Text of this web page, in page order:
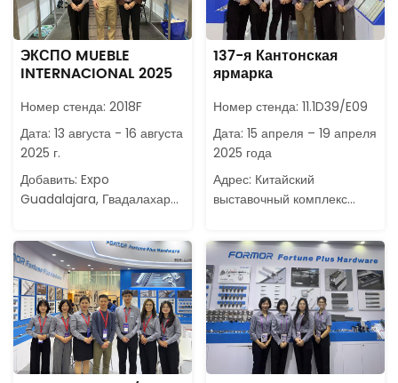
ЭКСПО MUEBLE
INTERNACIONAL 2025
Номер стенда: 2018F
Дата: 13 августа - 16 августа
2025 г.
Добавить: Expo
Guadalajara, Гвадалахара,
137-я Кантонская
ярмарка
Номер стенда: 11.1D39/E09
Дата: 15 апреля – 19 апреля
2025 года
Адрес: Китайский
выставочный комплекс
Гуанчжоу.